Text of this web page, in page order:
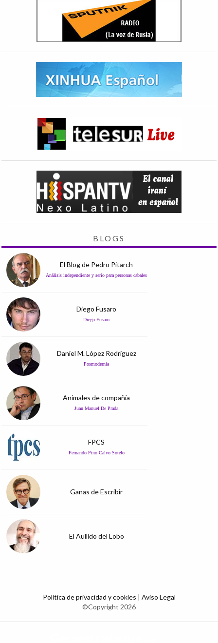
BLOGS
El Blog de Pedro Pitarch
Análisis independiente y serio para personas cabales
Diego Fusaro
Diego Fusaro
Daniel M. López Rodríguez
Posmodernia
Animales de compañía
Juan Manuel De Prada
FPCS
Fernando Pino Calvo Sotelo
Ganas de Escribir
El Aullido del Lobo
Política de privacidad y cookies | Aviso Legal
©Copyright 2026